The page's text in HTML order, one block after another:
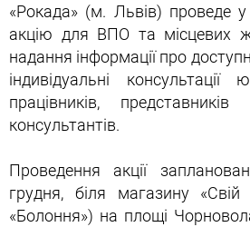
«Рокада» (м. Львів) проведе у
акцію для ВПО та місцевих
надання інформації про
індивідуальні консультації
працівників, представників
консультантів.
Проведення акції
грудня, біля магазину
«Болоння») на площі